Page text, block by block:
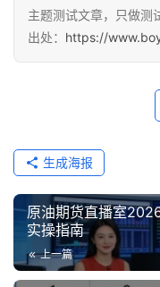
主题测试文章，只做测
出处： https://
生成海报
原油期货直播室
实操指南
上一篇